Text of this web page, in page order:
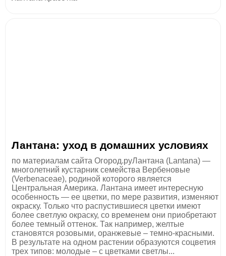
Лантана: уход в домашних условиях
по материалам сайта Огород.руЛантана (Lantana) —
многолетний кустарник семейства Вербеновые
(Verbenaceae), родиной которого является
Центральная Америка. Лантана имеет интересную
особенность — ее цветки, по мере развития, изменяют
окраску. Только что распустившиеся цветки имеют
более светлую окраску, со временем они приобретают
более темный оттенок. Так например, желтые
становятся розовыми, оранжевые – темно-красными.
В результате на одном растении образуются соцветия
трех типов: молодые – с цветками светлы...